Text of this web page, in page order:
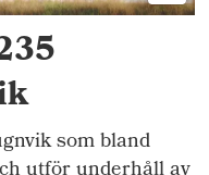
som bland